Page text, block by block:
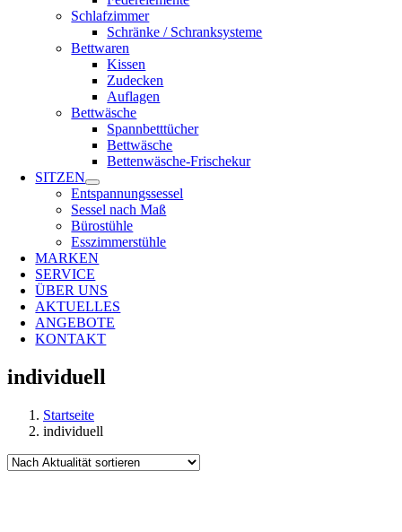
Schlafzimmer
Schränke / Schranksysteme
Bettwaren
Kissen
Zudecken
Auflagen
Bettwäsche
Spannbetttücher
Bettwäsche
Bettenwäsche-Frischekur
SITZEN
Entspannungssessel
Sessel nach Maß
Bürostühle
Esszimmerstühle
MARKEN
SERVICE
ÜBER UNS
AKTUELLES
ANGEBOTE
KONTAKT
individuell
Startseite
individuell